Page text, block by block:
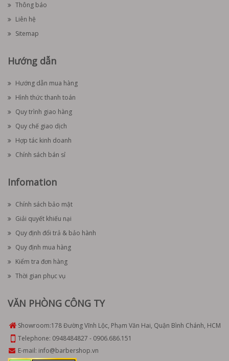
Thông báo
Liên hệ
Sitemap
Hướng dẫn
Hướng dẫn mua hàng
Hình thức thanh toán
Quy trình giao hàng
Quy chế giao dịch
Hợp tác kinh doanh
Chính sách bán sỉ
Infomation
Chính sách bảo mật
Giải quyết khiếu nại
Quy định đổi trả & bảo hành
Quy định mua hàng
Kiểm tra đơn hàng
Thời gian phục vụ
VĂN PHÒNG CÔNG TY
Showroom:178 Đường Vĩnh Lộc, Phạm Văn Hai, Quận Bình Chánh, HCM
Telephone: 0948484827 - 0906.686.151
E-mail: info@barbershop.vn